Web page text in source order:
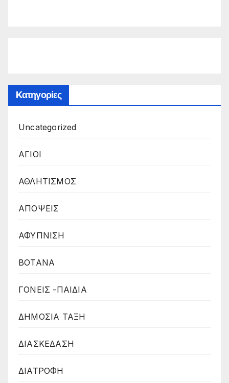
Kατηγορίες
Uncategorized
ΑΓΙΟΙ
ΑΘΛΗΤΙΣΜΟΣ
ΑΠΟΨΕΙΣ
ΑΦΥΠΝΙΣΗ
ΒΟΤΑΝΑ
ΓΟΝΕΙΣ -ΠΑΙΔΙΑ
ΔΗΜΟΣΙΑ ΤΑΞΗ
ΔΙΑΣΚΕΔΑΣΗ
ΔΙΑΤΡΟΦΗ